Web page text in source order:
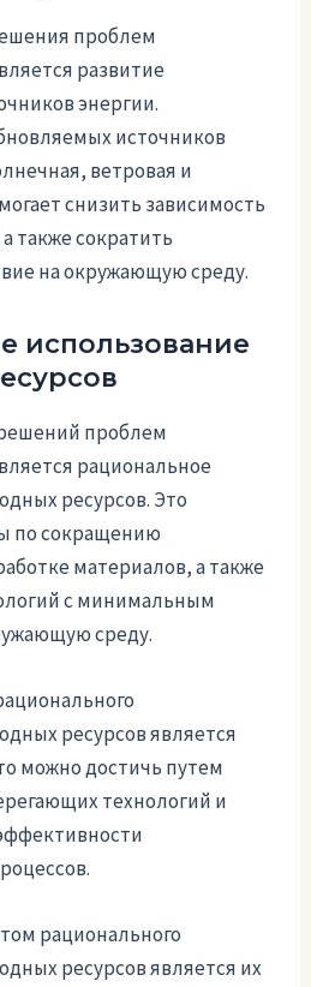
проблем
развитие
энергии.
источников
ветровая и
снизить зависимость
также сократить
на окружающую среду.
использование
проблем
рациональное
ресурсов. Это
по сокращению
материалов, а также
с минимальным
среду.
ресурсов является
можно достичь путем
технологий и
рационального
ресурсов является их